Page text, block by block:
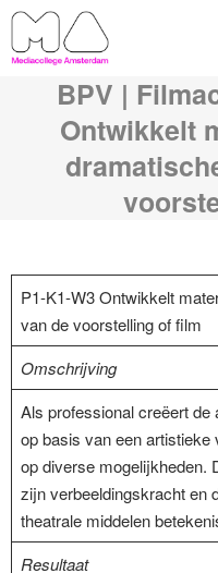
BPV |
Ontwikkelt
P1-K1-W3 Ontwikkelt
van de voorstelling of film
Omschrijving
Als professional creëert de
op basis van een
op diverse mogelijkheden.
zijn verbeeldingskracht en
theatrale middelen
Resultaat